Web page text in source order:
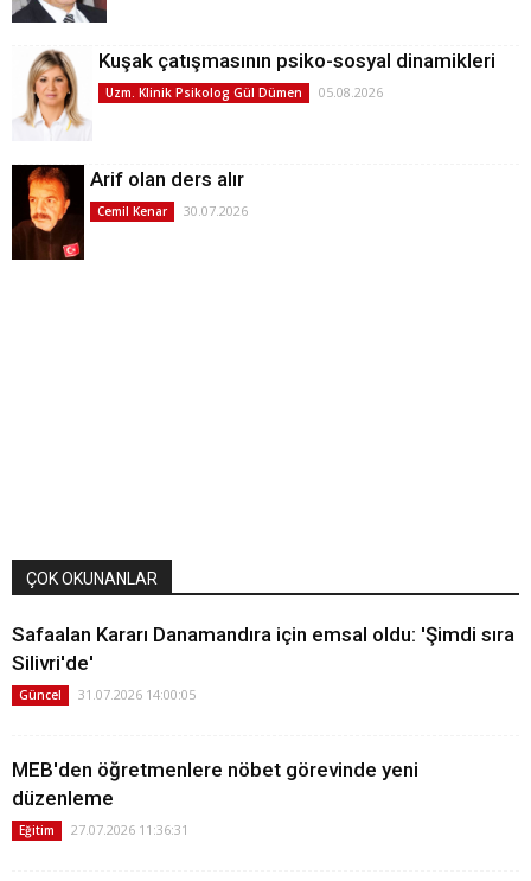
Kuşak çatışmasının psiko-sosyal dinamikleri
Uzm. Klinik Psikolog Gül Dümen 05.08.2026
Arif olan ders alır
Cemil Kenar 30.07.2026
ÇOK OKUNANLAR
Safaalan Kararı Danamandıra için emsal oldu: 'Şimdi sıra
Silivri'de'
Güncel 31.07.2026 14:00:05
MEB'den öğretmenlere nöbet görevinde yeni
düzenleme
Eğitim 27.07.2026 11:36:31